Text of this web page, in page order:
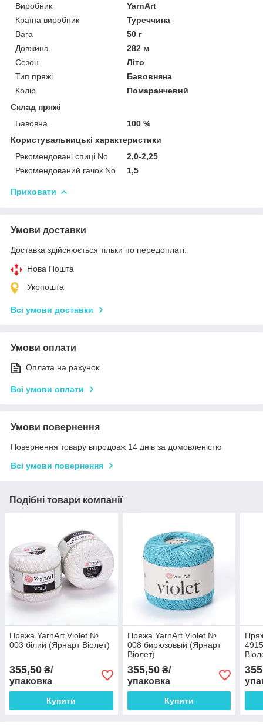
Виробник
YarnArt
Країна виробник
Туреччина
Вага
50 г
Довжина
282 м
Сезон
Літо
Тип пряжі
Бавовняна
Колір
Помаранчевий
Склад пряжі
Бавовна
100 %
Користувальницькі характеристики
Рекомендовані спиці No
2,0-2,25
Рекомендований гачок No
1,5
Приховати
Умови доставки
Доставка здійснюється тільки по передоплаті.
Нова Пошта
Укрпошта
Всі умови доставки
Умови оплати
Оплата на рахунок
Всі умови оплати
Умови повернення
Повернення товару впродовж 14 днів за домовленістю
Всі умови повернення
Подібні товари компанії
Пряжа YarnArt Violet №
003 білий (Ярнарт Віолет)
355,50 ₴/
упаковка
Купити
Пряжа YarnArt Violet №
008 бирюзовый (Ярнарт
Віолет)
355,50₴/
упаковка
Купити